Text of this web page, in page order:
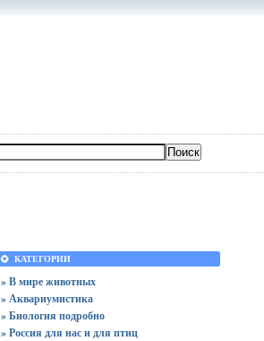
КАТЕГОРИИ
» В мире животных
» Аквариумистика
» Биология подробно
» Россия для нас и для птиц